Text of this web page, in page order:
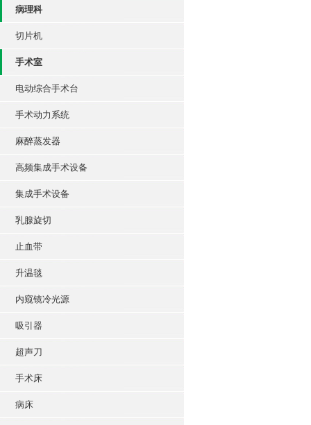
病理科
切片机
手术室
电动综合手术台
手术动力系统
麻醉蒸发器
高频集成手术设备
集成手术设备
乳腺旋切
止血带
升温毯
内窥镜冷光源
吸引器
超声刀
手术床
病床